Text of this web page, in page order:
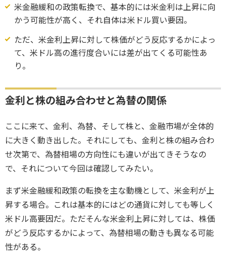
米金融緩和の政策転換で、基本的には米金利は上昇に向
かう可能性が高く、それ自体は米ドル買い要因。
ただ、米金利上昇に対して株価がどう反応するかによっ
て、米ドル高の進行度合いには差が出てくる可能性あ
り。
金利と株の組み合わせと為替の関係
ここに来て、金利、為替、そして株と、金融市場が全体的
に大きく動き出した。それにしても、金利と株の組み合わ
せ次第で、為替相場の方向性にも違いが出てきそうなの
で、それについて今回は確認してみたい。
まず米金融緩和政策の転換を主な動機として、米金利が上
昇する場合。これは基本的にはどの通貨に対しても等しく
米ドル高要因だ。ただそんな米金利上昇に対しては、株価
がどう反応するかによって、為替相場の動きも異なる可能
性がある。